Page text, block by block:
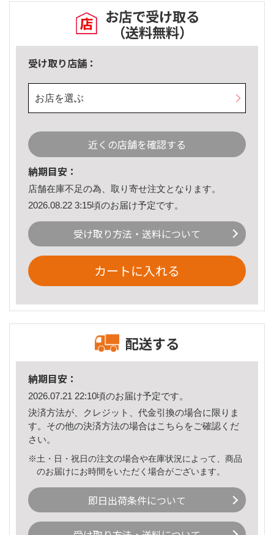
お店で受け取る
（送料無料）
受け取り店舗：
お店を選ぶ
近くの店舗を確認する
納期目安：
店舗在庫不足の為、取り寄せ注文となります。
2026.08.22 3:15頃のお届け予定です。
受け取り方法・送料について
カートに入れる
配送する
納期目安：
2026.07.21 22:10頃のお届け予定です。
決済方法が、クレジット、代金引換の場合に限りま
す。その他の決済方法の場合はこちら をご確認くだ
さい。
※土・日・祝日の注文の場合や在庫状況によって、商品
のお届けにお時間をいただく場合がございます。
即日出荷条件について